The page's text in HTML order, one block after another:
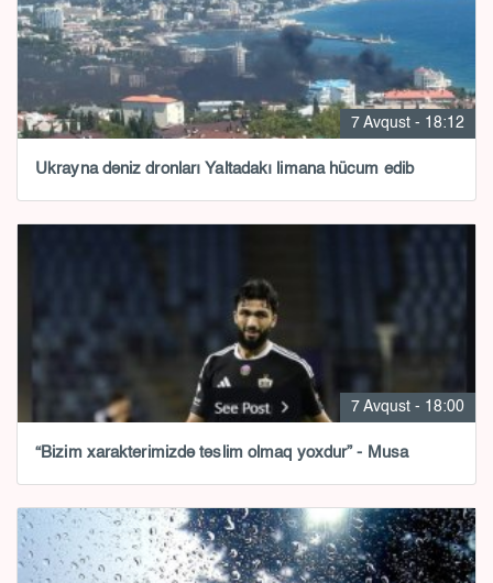
7 Avqust - 18:12
Ukrayna dəniz dronları Yaltadakı limana hücum edib
7 Avqust - 18:00
“Bizim xarakterimizdə təslim olmaq yoxdur” - Musa